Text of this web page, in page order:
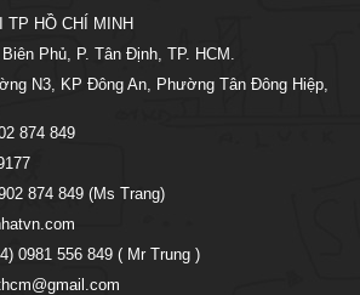
TP HỒ CHÍ MINH
Phủ, P. Tân Định, TP. HCM.
N3, KP Đông An, Phường Tân Đông Hiệp,
874 849
874 849 (Ms Trang)
0981 556 849 ( Mr Trung )